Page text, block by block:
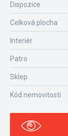
Dispozice
Celková plocha
Interiér
Patro
Sklep
Kód nemovitosti